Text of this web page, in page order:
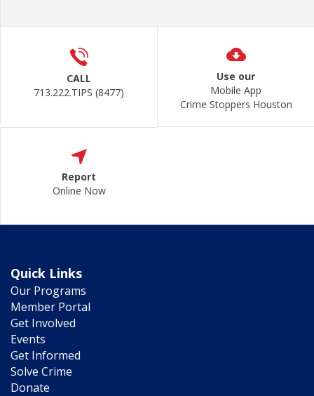
CALL
713.222.TIPS (8477)
Use our
Mobile App
Crime Stoppers Houston
Report
Online Now
Quick Links
Our Programs
Member Portal
Get Involved
Events
Get Informed
Solve Crime
Donate